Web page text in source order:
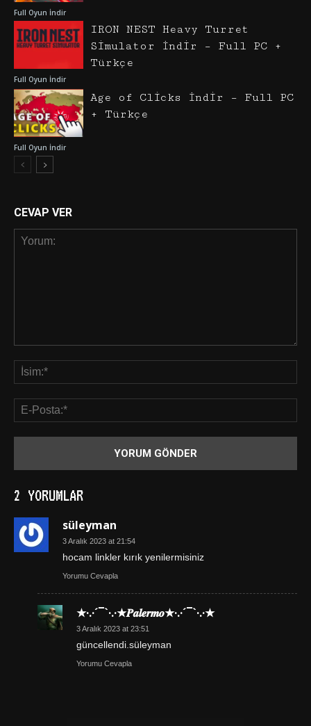
Full Oyun İndir
Full Oyun İndir
IRON NEST Heavy Turret
Simulator İndir – Full PC +
Türkçe
Full Oyun İndir
Age of Clicks İndir – Full PC
+ Türkçe
CEVAP VER
2 YORUMLAR
süleyman
3 Aralık 2023 at 21:54
hocam linkler kırık yenilermisiniz
Yorumu Cevapla
★·.·´¯`·.·★𝑷𝒂𝒍𝒆𝒓𝒎𝒐★·.·´¯`·.·★
3 Aralık 2023 at 23:51
güncellendi.süleyman
Yorumu Cevapla